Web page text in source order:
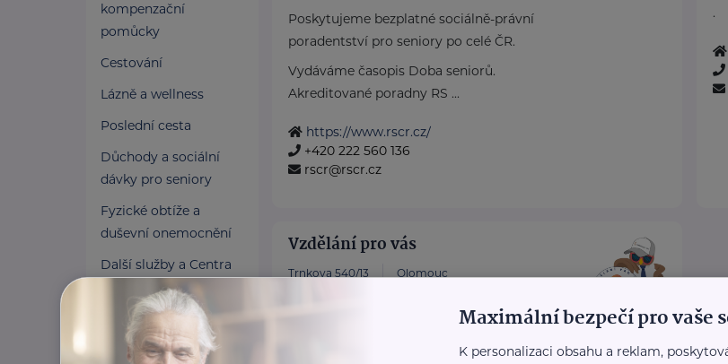
kompenzační
pomůcky
Cestování
Lázně a wellness
Poslední cesta
Důchody a sociální
dávky pro seniory
Fyzické obtíže a
duševní onemocnění
Další služby a Centra
duševního zdraví
Osobní asistence
Pomoc v nouzi
Poskytujeme bezplatné sociálně-právní
poradentství pro seniory po celé ČR.
Vydáváme časopis Doba seniorů.
Akreditované poradny RS ...
https://www.rscr.cz/
+420 222 560 136
rscr@rscr.cz
.
Vzdělání pro vás
Trnkova 540/13 Olomouc
poskytuje akreditované ON-LINE kurzy
účetnictví, mezd, personalistiky, daňové
Maximální bezpečí pro vaše
K personalizaci obsahu a reklam,